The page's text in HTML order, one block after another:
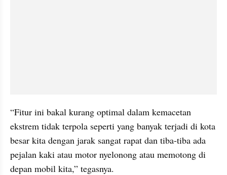
“Fitur ini bakal kurang optimal dalam kemacetan
ekstrem tidak terpola seperti yang banyak terjadi di kota
besar kita dengan jarak sangat rapat dan tiba-tiba ada
pejalan kaki atau motor nyelonong atau memotong di
depan mobil kita,” tegasnya.